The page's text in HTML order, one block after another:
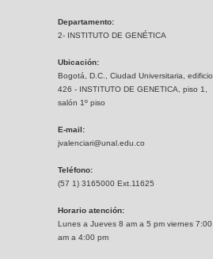
Departamento:
2- INSTITUTO DE GENÉTICA
Ubicación:
Bogotá, D.C., Ciudad Universitaria, edificio
426 - INSTITUTO DE GENETICA, piso 1,
salón 1º piso
E-mail:
jvalenciari@unal.edu.co
Teléfono:
(57 1) 3165000 Ext.11625
Horario atención:
Lunes a Jueves 8 am a 5 pm viernes 7:00
am a 4:00 pm